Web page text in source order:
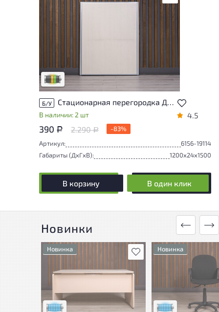
Товар представлен с разной степенью
износа. От незначительных следов
Разная степень износа
Б/У Стационарная перегородка ДСП Дуб Россия
В наличии: 2 шт 4.5
390 Р 2.290Р
-83%
Артикул:
6156-19114
Габариты (ДxГxВ):
1200x24x1500
В корзину В один клик
Новинки
В избранное
Новинка
приближено к новому, могут
присутствовать
эксплуатации
Низкая степень износа
Новинка
Состояние товара
приближено к
присутствовать
незначительные
эксплуатации
Низкая степень